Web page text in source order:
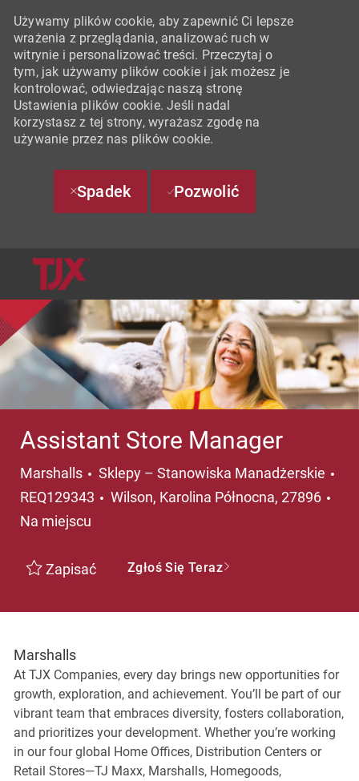
Używamy plików cookie, aby zapewnić Ci lepsze
wrażenia z przeglądania, analizować ruch w
witrynie i personalizować treści. Przeczytaj o
tym, jak używamy plików cookie i jak możesz je
kontrolować, odwiedzając naszą stronę
Ustawienia plików cookie. Jeśli nadal
korzystasz z tej strony, wyrażasz zgodę na
używanie przez nas plików cookie.
Spadek Pozwolić
Assistant Store Manager
Marshalls Kategoria
Sklepy – Stanowiska Manadżerskie
REQ129343
Lokalizacja
Wilson, Karolina Północna, 27896
Na miejscu
Zapisać Zgłoś Się Teraz
Marshalls
At TJX Companies, every day brings new opportunities for
growth, exploration, and achievement. You’ll be part of our
vibrant team that embraces diversity, fosters collaboration,
and prioritizes your development. Whether you’re working
in our four global Home Offices, Distribution Centers or
Retail Stores—TJ Maxx, Marshalls, Homegoods,